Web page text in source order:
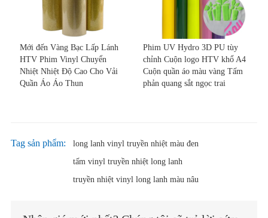
Mới đến Vàng Bạc Lấp Lánh
HTV Phim Vinyl Chuyển
Nhiệt Nhiệt Độ Cao Cho Vải
Quần Áo Áo Thun
Phim UV Hydro 3D PU tùy
chỉnh Cuộn logo HTV khổ A4
Cuộn quần áo màu vàng Tấm
phản quang sắt ngọc trai
Tag sản phẩm:
long lanh vinyl truyền nhiệt màu đen
tấm vinyl truyền nhiệt long lanh
truyền nhiệt vinyl long lanh màu nâu